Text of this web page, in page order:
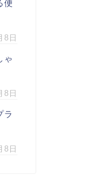
便
8日
ゃ
8日
ラ
8日